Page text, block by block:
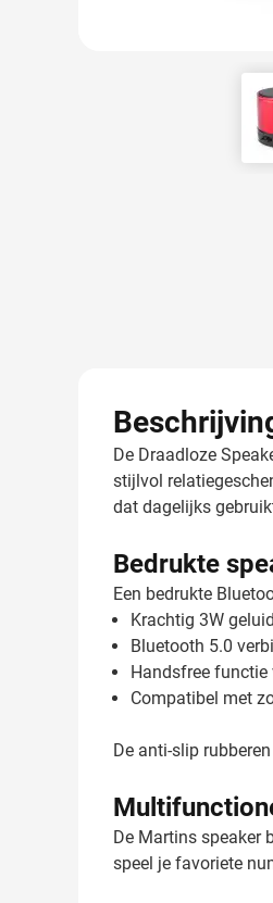
De Draadloze
stijlvol
dat dagelijks
Bedrukte
Een bedrukte
Krachtig 3W
Bluetooth 5.0
Handsfree functie
Compatibel met
De anti-slip
De Martins speaker
speel je favoriete